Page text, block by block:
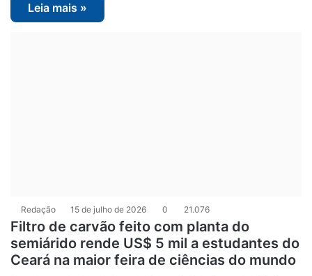
Leia mais »
Redação 15 de julho de 2026 0 21.076
Filtro de carvão feito com planta do
semiárido rende US$ 5 mil a estudantes do
Ceará na maior feira de ciências do mundo